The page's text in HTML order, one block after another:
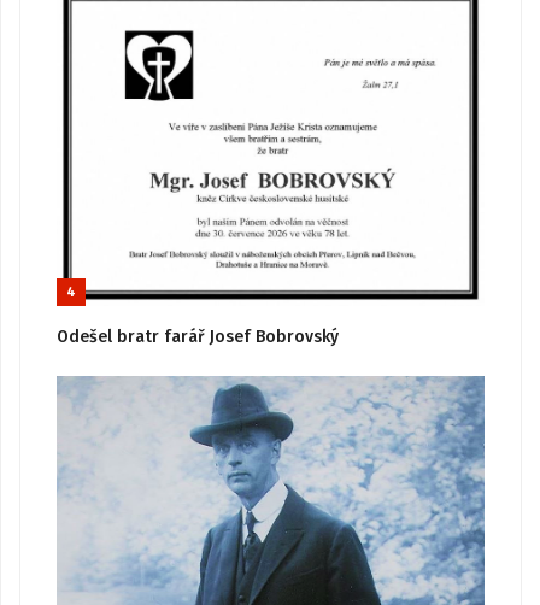
4
Odešel bratr farář Josef Bobrovský